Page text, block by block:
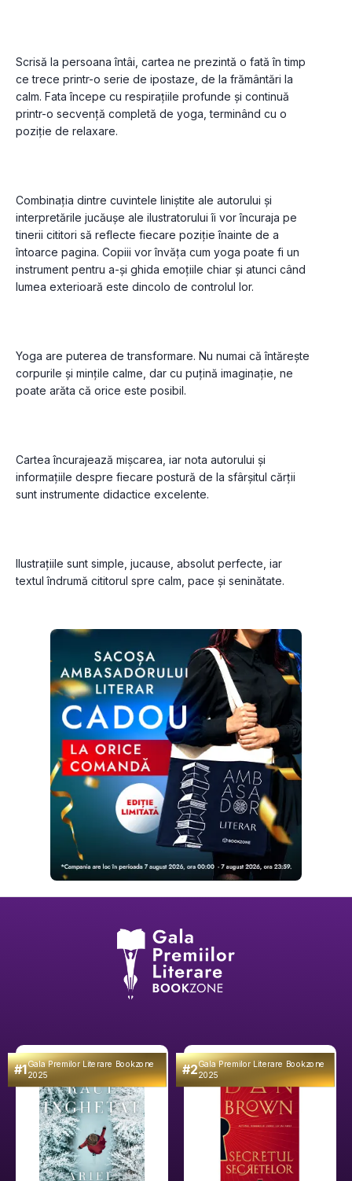
Scrisă la persoana întâi, cartea ne prezintă o fată în timp
ce trece printr-o serie de ipostaze, de la frământări la
calm. Fata începe cu respirațiile profunde și continuă
printr-o secvență completă de yoga, terminând cu o
Combinația dintre cuvintele liniștite ale autorului și
interpretările jucăușe ale ilustratorului îi vor încuraja pe
tinerii cititori să reflecte fiecare poziție înainte de a
întoarce pagina. Copiii vor învăța cum yoga poate fi un
instrument pentru a-și ghida emoțiile chiar și atunci când
Yoga are puterea de transformare. Nu numai că întărește
corpurile și mințile calme, dar cu puțină imaginație, ne
Cartea încurajează mișcarea, iar nota autorului și
informațiile despre fiecare postură de la sfârșitul cărții
Ilustrațiile sunt simple, jucause, absolut perfecte, iar
textul îndrumă cititorul spre calm, pace și seninătate.
#1Gala Premilor Literare Bookzone
2025 #2Gala Premilor Literare Bookzone
2025